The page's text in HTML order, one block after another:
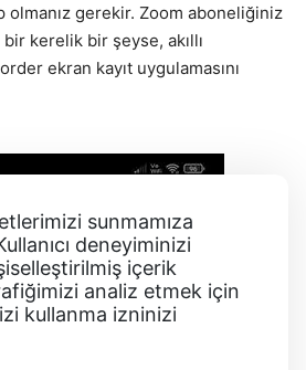
sunmamıza
deneyiminizi
içerik
analiz etmek için
kullanma izninizi
olmanız gerekir. Zoom aboneliğiniz
kerelik bir şeyse, akıllı
ekran kayıt uygulamasını